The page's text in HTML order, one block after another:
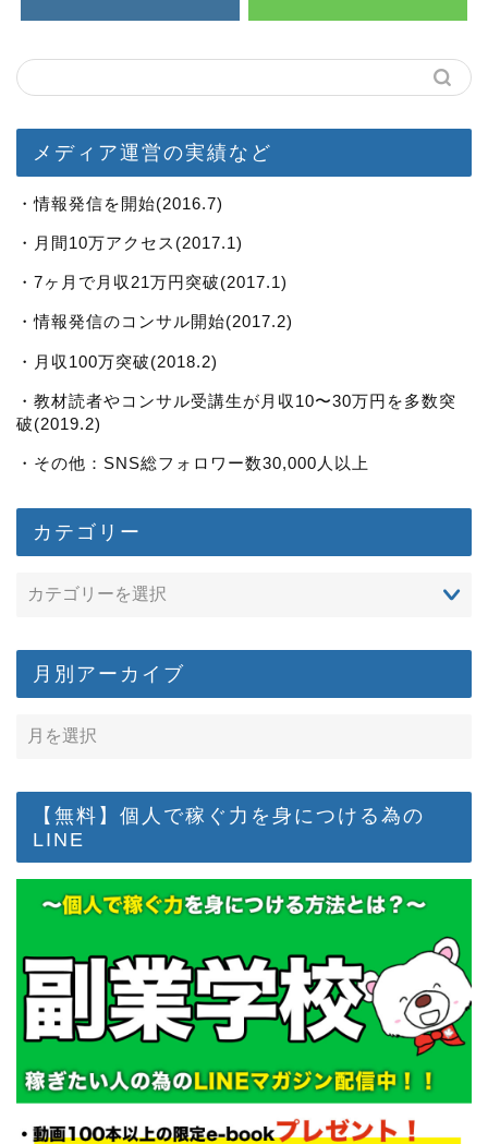
メディア運営の実績など
・情報発信を開始(2016.7)
・月間10万アクセス(2017.1)
・7ヶ月で月収21万円突破(2017.1)
・情報発信のコンサル開始(2017.2)
・月収100万突破(2018.2)
・教材読者やコンサル受講生が月収10〜30万円を多数突
破(2019.2)
・その他：SNS総フォロワー数30,000人以上
カテゴリー
月別アーカイブ
【無料】個人で稼ぐ力を身につける為の
LINE